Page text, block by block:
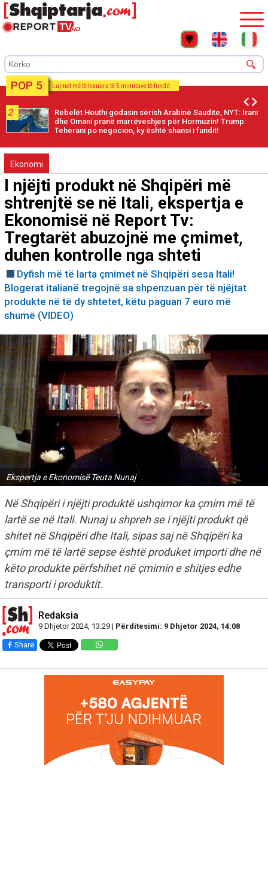
POP 5 Lajmet më të lexuara të 5 minutave të fundit
2
Rebelët Houthi godasin sërish Arabinë Saudite, NYT: Irani
dhe Omani pranë marrëveshjes për Hormuzin! Trump:
Teherani po negocion, ky është shansi i fundit!
Ekonomi
I njëjti produkt në Shqipëri më
shtrenjtë se në Itali, ekspertja e
Ekonomisë në Report Tv:
Tregtarët abuzojnë me çmimet,
duhen kontrolle nga shteti
Dyfish më të larta çmimet në Shqipëri sesa Itali!
Blogerat italianë tregojnë sa shpenzuan për të njëjtat
produkte në të dy shtetet, këtu paguan 7 euro më
shumë (VIDEO)
Ekspertja e Ekonomisë Teuta Nunaj
Në Shqipëri i njëjti produktë ushqimor ka çmim më të
lartë se në Itali. Nunaj u shpreh se i njëjti produkt që
shitet në Shqipëri dhe Itali, sipas saj në Shqipëri ka
çmim më të lartë sepse është produket importi dhe në
këto produkte përfshihet në çmimin e shitjes edhe
transporti i produktit.
Redaksia
9 Dhjetor 2024, 13:29 | Përditesimi: 9 Dhjetor 2024, 14:08
Share